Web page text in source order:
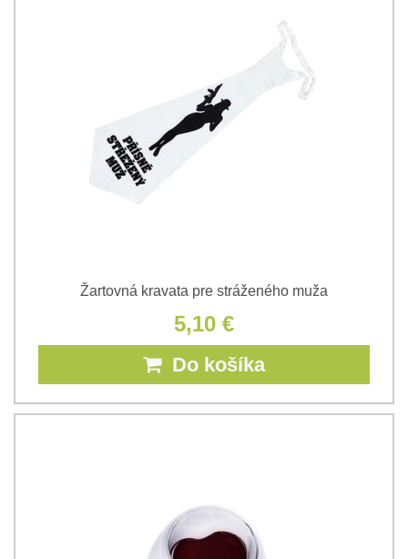
Žartovná kravata pre stráženého muža
5,10 €
Do košíka